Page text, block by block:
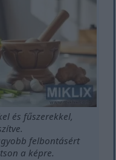
és fűszerekkel,
felbontásért
a képre.